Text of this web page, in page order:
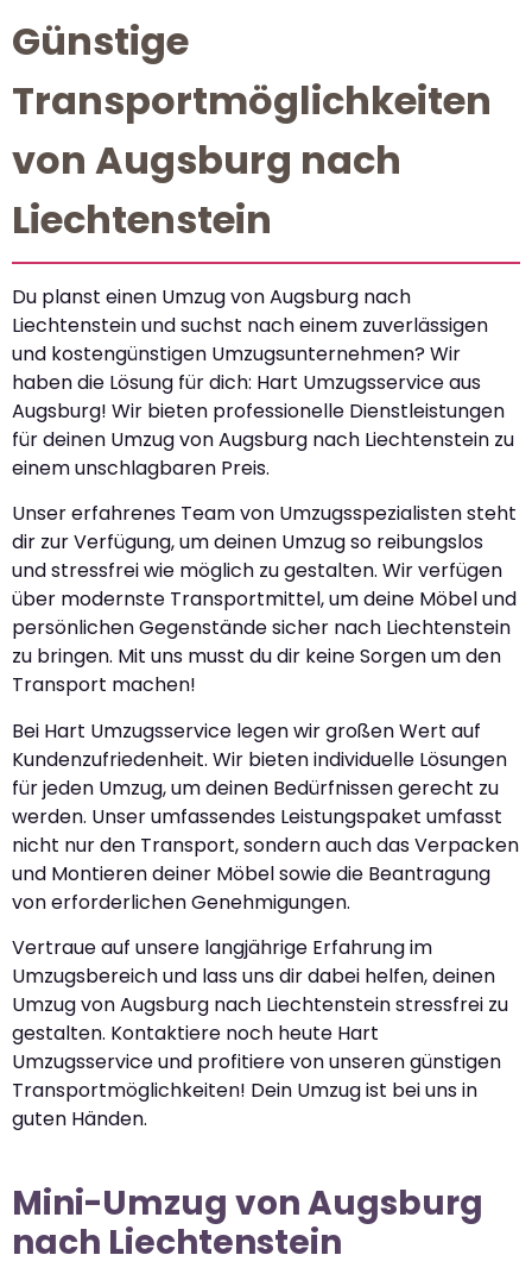
Günstige
Transportmöglichkeiten
von Augsburg nach
Liechtenstein
Du planst einen Umzug von Augsburg nach
Liechtenstein und suchst nach einem zuverlässigen
und kostengünstigen Umzugsunternehmen? Wir
haben die Lösung für dich: Hart Umzugsservice aus
Augsburg! Wir bieten professionelle Dienstleistungen
für deinen Umzug von Augsburg nach Liechtenstein zu
einem unschlagbaren Preis.
Unser erfahrenes Team von Umzugsspezialisten steht
dir zur Verfügung, um deinen Umzug so reibungslos
und stressfrei wie möglich zu gestalten. Wir verfügen
über modernste Transportmittel, um deine Möbel und
persönlichen Gegenstände sicher nach Liechtenstein
zu bringen. Mit uns musst du dir keine Sorgen um den
Transport machen!
Bei Hart Umzugsservice legen wir großen Wert auf
Kundenzufriedenheit. Wir bieten individuelle Lösungen
für jeden Umzug, um deinen Bedürfnissen gerecht zu
werden. Unser umfassendes Leistungspaket umfasst
nicht nur den Transport, sondern auch das Verpacken
und Montieren deiner Möbel sowie die Beantragung
von erforderlichen Genehmigungen.
Vertraue auf unsere langjährige Erfahrung im
Umzugsbereich und lass uns dir dabei helfen, deinen
Umzug von Augsburg nach Liechtenstein stressfrei zu
gestalten. Kontaktiere noch heute Hart
Umzugsservice und profitiere von unseren günstigen
Transportmöglichkeiten! Dein Umzug ist bei uns in
guten Händen.
Mini-Umzug von Augsburg
nach Liechtenstein